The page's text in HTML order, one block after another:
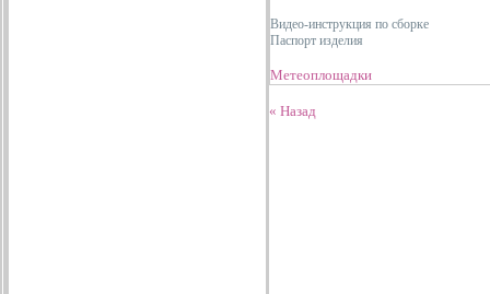
Видео-инструкция по сборке
Паспорт изделия
Метеоплощадки
« Назад